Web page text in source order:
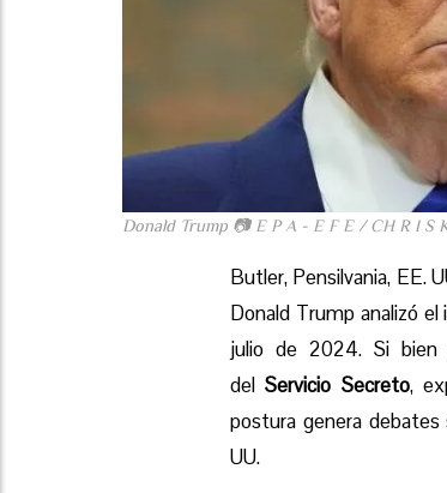
Donald Trump 📷 E P A - E F E / CH R I S
Butler, Pensilvania, EE.
Donald Trump analizó
julio de 2024. Si bien
delServicio Secreto,
postura genera
UU.